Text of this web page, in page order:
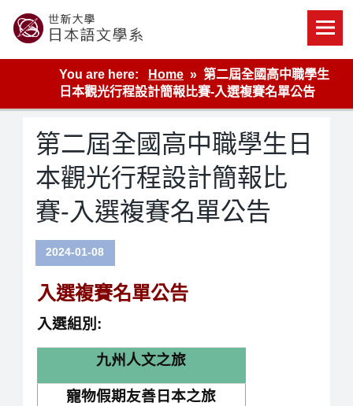
content
世新大學教學單位的網站
You are here:
Home
第二屆全國高中職學生
日本觀光行程設計簡報比賽-入選複賽名單公告
第二屆全國高中職學生日
本觀光行程設計簡報比
賽-入選複賽名單公告
2024-01-08
入選複賽名單公告
入選組別:
九州人文之旅
寵物假期友善日本之旅